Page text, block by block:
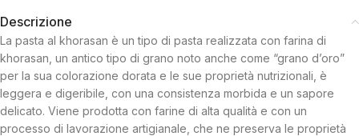
Descrizione
La pasta al khorasan è un tipo di pasta realizzata con farina di
khorasan, un antico tipo di grano noto anche come “grano d’oro”
per la sua colorazione dorata e le sue proprietà nutrizionali, è
leggera e digeribile, con una consistenza morbida e un sapore
delicato. Viene prodotta con farine di alta qualità e con un
processo di lavorazione artigianale, che ne preserva le proprietà